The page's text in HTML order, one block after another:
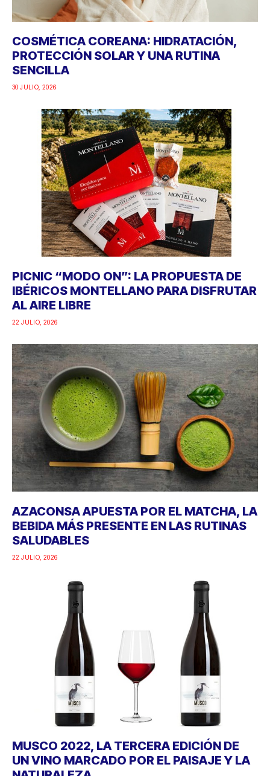
COSMÉTICA COREANA: HIDRATACIÓN,
PROTECCIÓN SOLAR Y UNA RUTINA
SENCILLA
30 JULIO, 2026
PICNIC “MODO ON”: LA PROPUESTA DE
IBÉRICOS MONTELLANO PARA DISFRUTAR
AL AIRE LIBRE
22 JULIO, 2026
AZACONSA APUESTA POR EL MATCHA, LA
BEBIDA MÁS PRESENTE EN LAS RUTINAS
SALUDABLES
22 JULIO, 2026
MUSCO 2022, LA TERCERA EDICIÓN DE
UN VINO MARCADO POR EL PAISAJE Y LA